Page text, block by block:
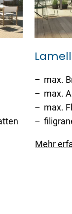
max.
max.
max.
Mehr